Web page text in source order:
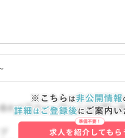
わせ下さい。詳しくはお問い